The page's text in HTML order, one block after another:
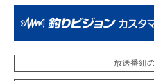
放送番組